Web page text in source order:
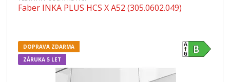
Faber INKA PLUS HCS X A52 (305.0602.049)
DOPRAVA ZDARMA
ZÁRUKA 5 LET